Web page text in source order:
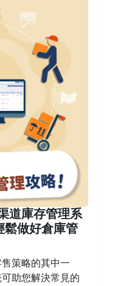
道庫存管理系
鬆做好倉庫管
策略的其中一
助您解決常見的